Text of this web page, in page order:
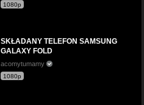
1080p
SKŁADANY TELEFON SAMSUNG
GALAXY FOLD
acomytumamy
1080p